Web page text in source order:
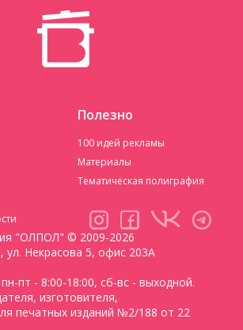
Полезно
100 идей рекламы
Материалы
Тематическая полиграфия
"ОЛПОЛ" © 2009-2026
ул. Некрасова 5, офис 203А
пт - 8:00-18:00, сб-вс - выходной.
изготовителя,
печатных изданий №2/188 от 22